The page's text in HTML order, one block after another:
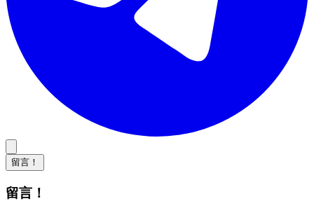
留言！
留言！